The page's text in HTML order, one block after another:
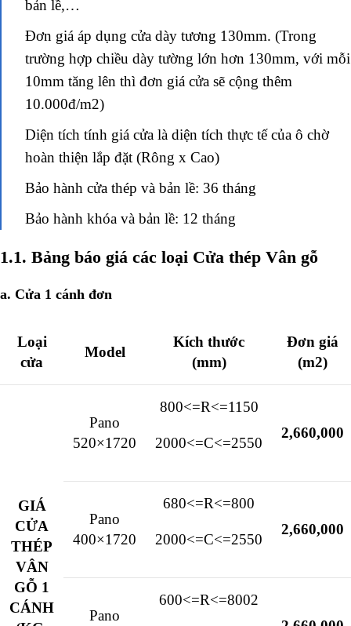
bản lề,…
Đơn giá áp dụng cửa dày tương 130mm. (Trong
trường hợp chiều dày tường lớn hơn 130mm, với mỗi
10mm tăng lên thì đơn giá cửa sẽ cộng thêm
10.000đ/m2)
Diện tích tính giá cửa là diện tích thực tế của ô chờ
hoàn thiện lắp đặt (Rông x Cao)
Bảo hành cửa thép và bản lề: 36 tháng
Bảo hành khóa và bản lề: 12 tháng
1.1. Bảng báo giá các loại Cửa thép Vân gỗ
a. Cửa 1 cánh đơn
Loại
cửa
Model
Kích thước
(mm)
Đơn giá
(m2)
GIÁ
CỬA
THÉP
VÂN
GỖ 1
CÁNH
Pano
520×1720
800<=R<=1150
2000<=C<=2550
2,660,000
Pano
400×1720
680<=R<=800
2000<=C<=2550
2,660,000
Pano
600<=R<=8002